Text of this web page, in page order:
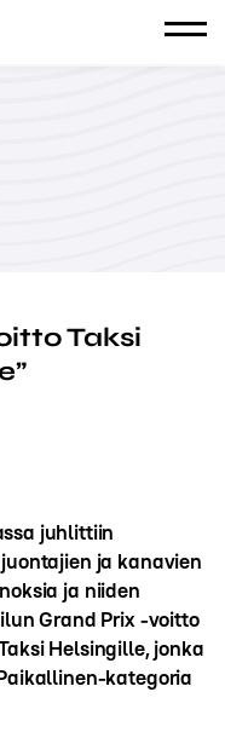
Taksi
juhlittiin
ja kanavien
ja niiden
Grand Prix -voitto
Helsingille, jonka
kategoria